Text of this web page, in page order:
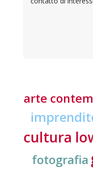
arte
cultura
fotografia